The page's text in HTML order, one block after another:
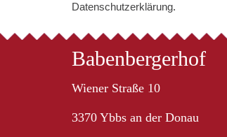
Datenschutzerklärung.
Babenbergerhof
Wiener Straße 10
3370 Ybbs an der Donau